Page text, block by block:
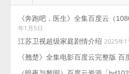
《奔跑吧，医生》全集百度云（
年1月5日
江苏卫视超级家庭剧情介绍 2025年
《翘楚》全集电影百度云完整版 百